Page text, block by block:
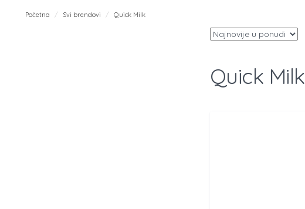
Početna Svi brendovi Quick Milk
Quick Milk